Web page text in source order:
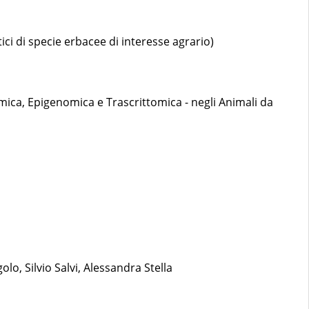
di specie erbacee di interesse agrario)
Epigenomica e Trascrittomica - negli Animali da
Silvio Salvi, Alessandra Stella